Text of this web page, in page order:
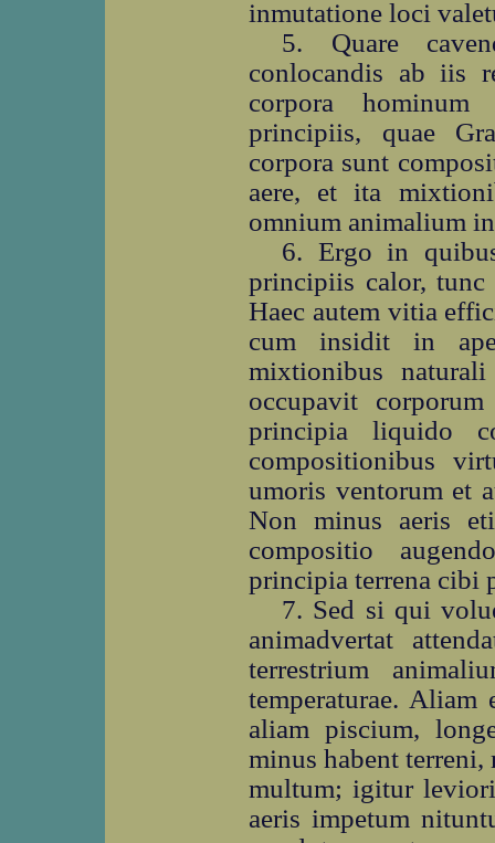
inmutatione loci
5. Quare
conlocandis ab iis
corpora hominum
principiis, quae
corpora sunt
aere, et ita
omnium animalium
6. Ergo in
principiis calor, tunc
Haec autem vitia
cum insidit in
mixtionibus
occupavit
principia liquido
compositionibus
umoris ventorum et
Non minus aeris
compositio
principia terrena cibi
7. Sed si qui
animadvertat
terrestrium
temperaturae.
aliam piscium,
minus habent terreni,
multum; igitur
aeris impetum